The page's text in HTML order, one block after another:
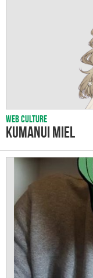
Web culture
Kumanui Miel